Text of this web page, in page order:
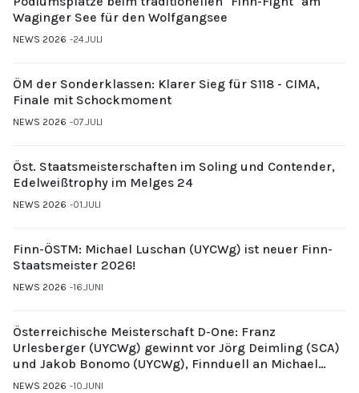
Waginger See für den Wolfgangsee
NEWS 2026 24.JULI
ÖM der Sonderklassen: Klarer Sieg für S118 - CIMA,
Finale mit Schockmoment
NEWS 2026 07.JULI
Öst. Staatsmeisterschaften im Soling und Contender,
Edelweißtrophy im Melges 24
NEWS 2026 01.JULI
Finn-ÖSTM: Michael Luschan (UYCWg) ist neuer Finn-
Staatsmeister 2026!
NEWS 2026 16.JUNI
Österreichische Meisterschaft D-One: Franz
Urlesberger (UYCWg) gewinnt vor Jörg Deimling (SCA)
und Jakob Bonomo (UYCWg), Finnduell an Michael
Gubi (UYCMo)
NEWS 2026 10.JUNI